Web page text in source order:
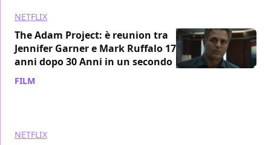
NETFLIX
The Adam Project: è reunion tra
Jennifer Garner e Mark Ruffalo 17
anni dopo 30 Anni in un secondo
FILM
NETFLIX